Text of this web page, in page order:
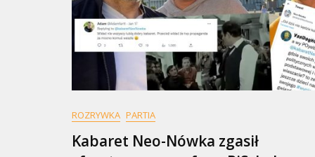
ROZRYWKA PARTIA
Kabaret Neo-Nówka zgasił